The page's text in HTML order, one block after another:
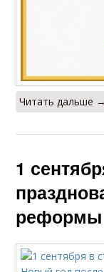
Читать дальше →
1
реформы